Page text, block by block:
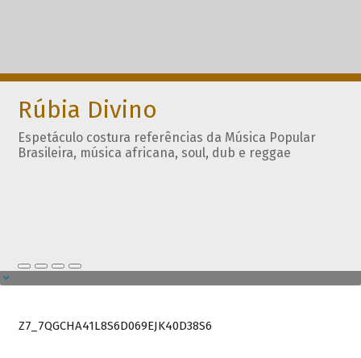
Rúbia Divino
Espetáculo costura referências da Música Popular
Brasileira, música africana, soul, dub e reggae
Z7_7QGCHA41L8S6D069EJK40D38S6